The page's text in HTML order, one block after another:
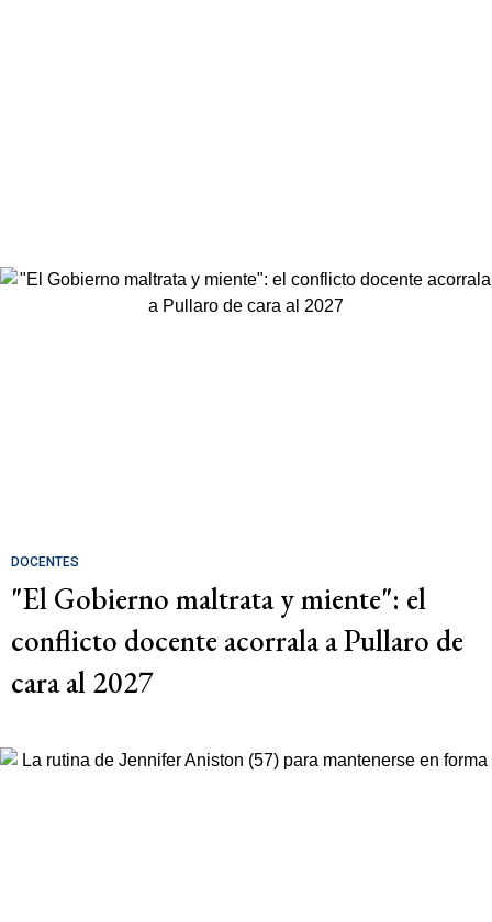
DOCENTES
"El Gobierno maltrata y miente": el
conflicto docente acorrala a Pullaro de
cara al 2027